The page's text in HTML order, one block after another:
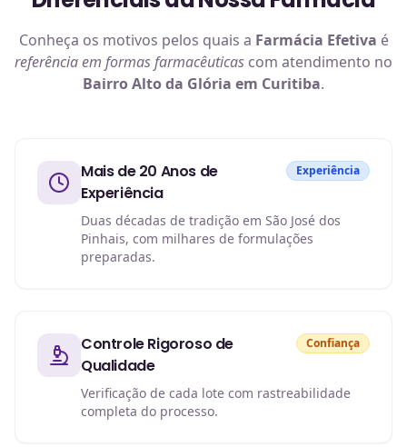
Conheça os motivos pelos quais a Farmácia Efetiva é
referência em formas farmacêuticas com atendimento no
Bairro Alto da Glória em Curitiba.
Mais de 20 Anos de
Experiência
Experiência
Duas décadas de tradição em São José dos
Pinhais, com milhares de formulações
preparadas.
Controle Rigoroso de
Qualidade
Confiança
Verificação de cada lote com rastreabilidade
completa do processo.